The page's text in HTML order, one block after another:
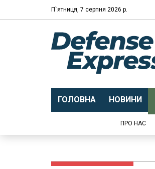
П`ятниця, 7 серпня 2026 р.
ГОЛОВНА НОВИНИ
ПРО НАС